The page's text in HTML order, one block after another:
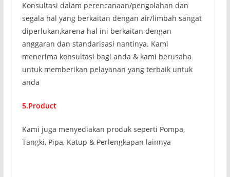
Konsultasi dalam perencanaan/pengolahan dan
segala hal yang berkaitan dengan air/limbah sangat
diperlukan,karena hal ini berkaitan dengan
anggaran dan standarisasi nantinya. Kami
menerima konsultasi bagi anda & kami berusaha
untuk memberikan pelayanan yang terbaik untuk
anda
5.Product
Kami juga menyediakan produk seperti Pompa,
Tangki, Pipa, Katup & Perlengkapan lainnya